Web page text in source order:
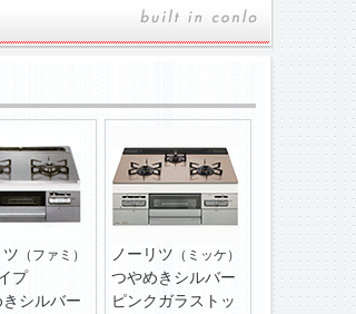
ツ （ファミ）
プ
シルバー
ノーリツ （ミッケ）
つやめきシルバー
ピンクガラストッ